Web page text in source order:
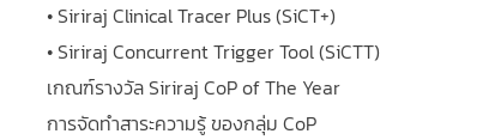
• Siriraj Clinical Tracer Plus (SiCT+)
• Siriraj Concurrent Trigger Tool (SiCTT)
เกณฑ์รางวัล Siriraj CoP of The Year
การจัดทำสาระความรู้ ของกลุ่ม CoP